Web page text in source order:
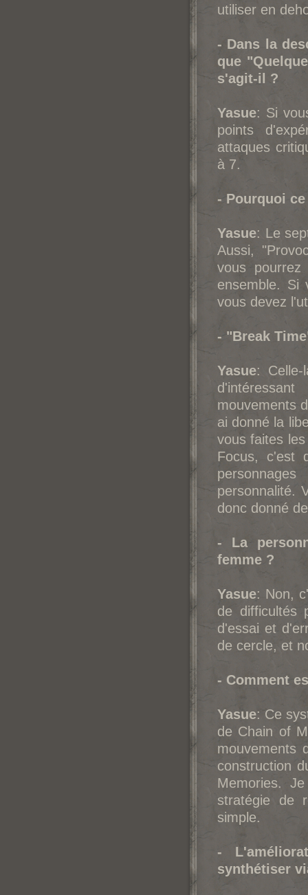
utiliser en
- Dans la
que
s'agit-il ?
Yasue: Si
points
attaques
à 7.
- Pourquoi
Yasue: Le
Aussi,
vous
ensemble. Si
vous devez
- "Break
Yasue:
mouvements
ai donné la
vous faites
Focus, c'est
personnalité.
donc donné
- La
femme ?
Yasue: Non,
de difficultés
d'essai et
de cercle, et
- Comment
Yasue: Ce
de Chain of
mouvements
construction
Memories.
stratégie de
simple.
-
synthétiser